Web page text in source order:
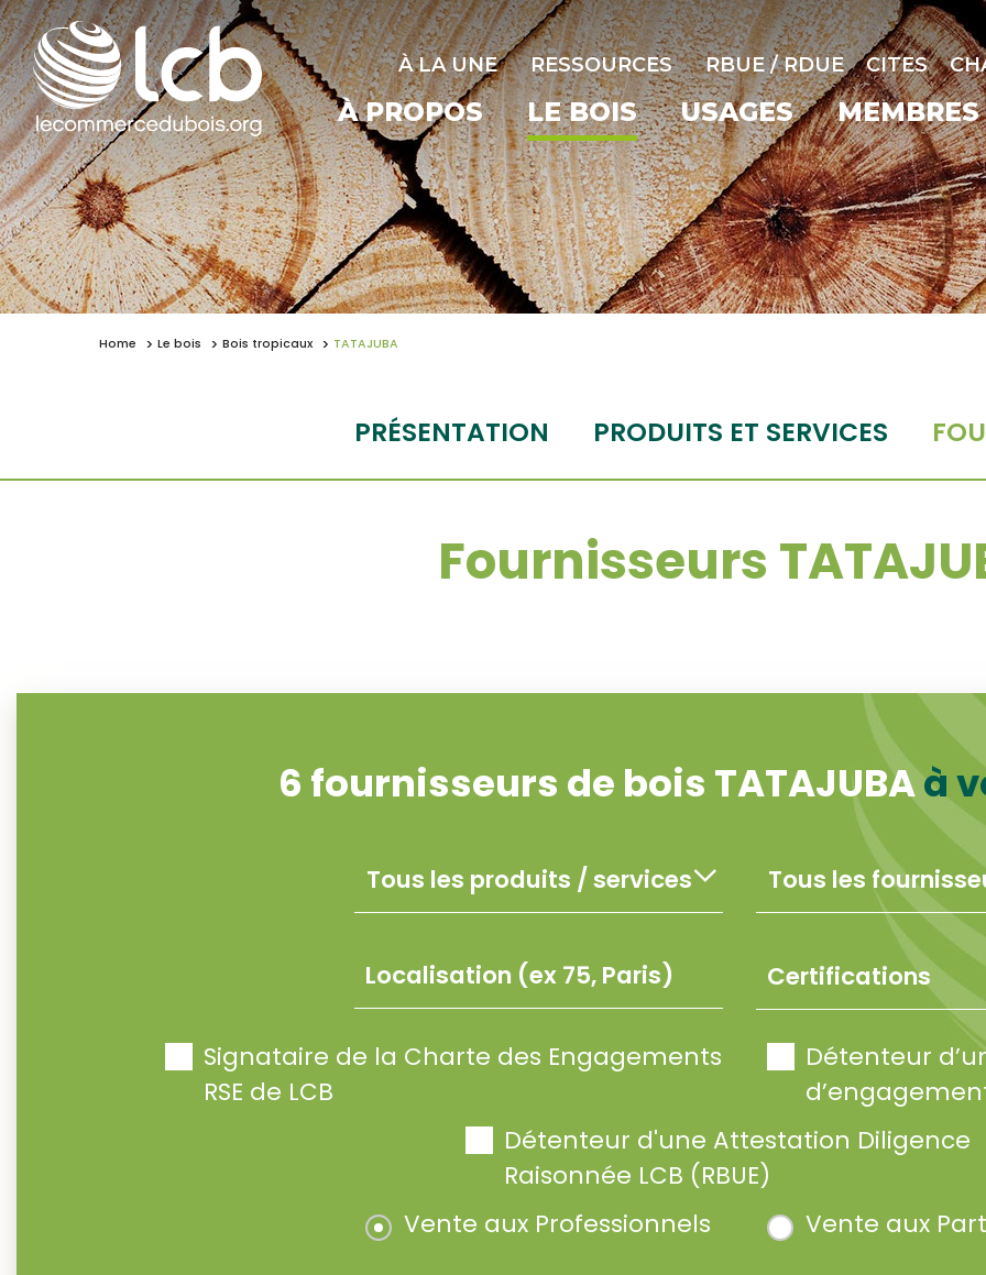
À LA UNE RESSOURCES RBUE / RDUE CITES
À PROPOS LE BOIS USAGES MEMBRES
Home Le bois Bois tropicaux TATAJUBA
PRÉSENTATION PRODUITS ET SERVICES
Fournisseurs
6 fournisseurs de bois TATAJUBAà
Certifications
Signataire de la Charte des Engagements
RSE de LCB
Détenteur
Détenteur d'une Attestation Diligence
Raisonnée LCB (RBUE)
Vente aux Professionnels
Vente aux